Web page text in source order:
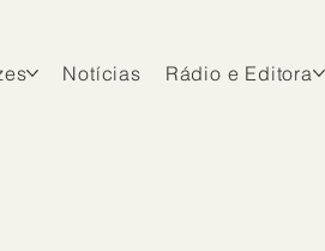
Notícias Rádio e Editora